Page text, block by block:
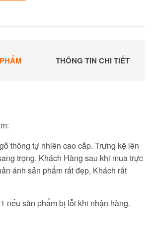
THÔNG TIN CHI TIẾT
thông tự nhiên cao cấp. Trưng kệ lên
trọng. Khách Hàng sau khi mua trực
ánh sản phẩm rất đẹp, Khách rất
nếu sản phẩm bị lỗi khi nhận hàng.